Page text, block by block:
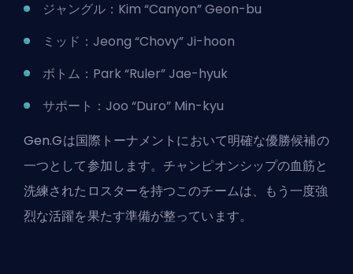
ジャングル：Kim “Canyon” Geon-bu
ミッド：Jeong “Chovy” Ji-hoon
ボトム：Park “Ruler” Jae-hyuk
サポート：Joo “Duro” Min-kyu
Gen.Gは国際トーナメントにおいて明確な優勝候補の
一つとして参加します。チャンピオンシップの血筋と
洗練されたロスターを持つこのチームは、もう一度強
烈な活躍を果たす準備が整っています。